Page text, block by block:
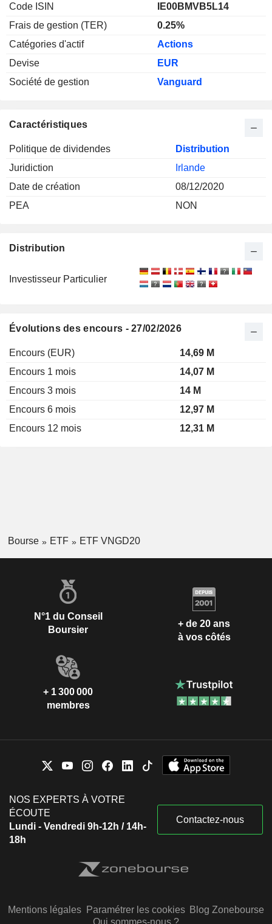
Code ISIN
IE00BMVB5L14
Frais de gestion (TER)
0.25%
Catégories d'actif
Actions
Devise
EUR
Société de gestion
Vanguard
Caractéristiques
Politique de dividendes
Distribution
Juridiction
Irlande
Date de création
08/12/2020
PEA
NON
Distribution
Investisseur Particulier
Évolutions des encours - 27/02/2026
Encours (EUR)
14,69 M
Encours 1 mois
14,07 M
Encours 3 mois
14 M
Encours 6 mois
12,97 M
Encours 12 mois
12,31 M
Bourse ETF ETF VNGD20
N°1 du Conseil
Boursier
+ de 20 ans
à vos côtés
+ 1 300 000
membres
NOS EXPERTS À VOTRE
ÉCOUTE
Lundi - Vendredi 9h-12h / 14h-
18h
Contactez-nous
Mentions légales Paramétrer les cookies Blog Zonebourse
Qui sommes-nous ?